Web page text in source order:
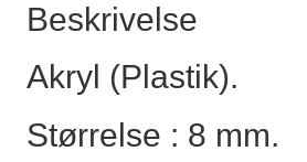
Beskrivelse
Akryl (Plastik).
Størrelse : 8 mm.